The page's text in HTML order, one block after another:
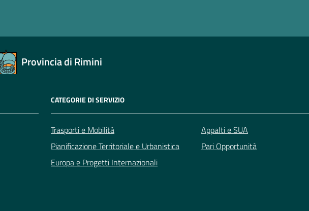
Provincia di Rimini
CATEGORIE DI SERVIZIO
Trasporti e Mobilità
Pianificazione Territoriale e Urbanistica
Europa e Progetti Internazionali
Appalti e SUA
Pari Opportunità